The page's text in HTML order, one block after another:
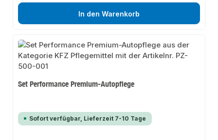
In den Warenkorb
Set Performance Premium-Autopflege
Sofort verfügbar, Lieferzeit 7-10 Tage